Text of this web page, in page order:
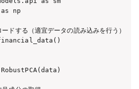
np
ドする（適宜データの読み込みを行う）